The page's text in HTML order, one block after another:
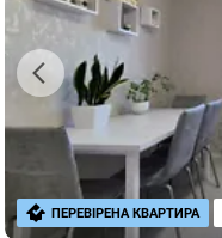
ПЕРЕВІРЕНА КВАРТИРА